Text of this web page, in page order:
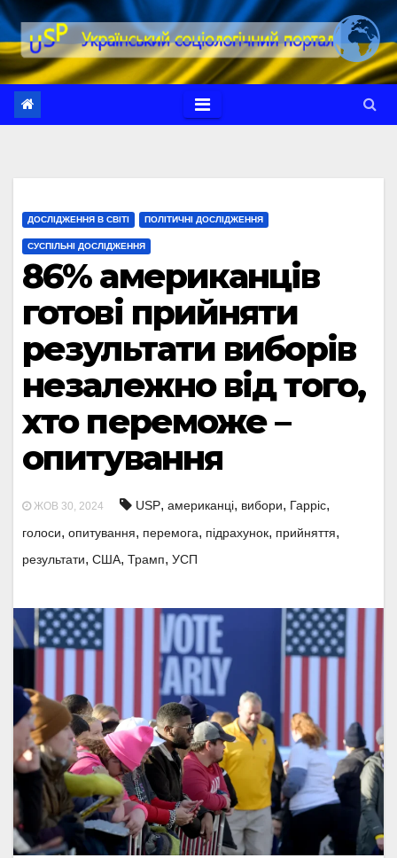
Перейти
до
вмісту
ДОСЛІДЖЕННЯ В СВІТІ ПОЛІТИЧНІ ДОСЛІДЖЕННЯ
СУСПІЛЬНІ ДОСЛІДЖЕННЯ
86% американців
готові прийняти
результати виборів
незалежно від того,
хто переможе –
опитування
ЖОВ 30, 2024 USP, американці, вибори, Гарріс,
голоси, опитування, перемога, підрахунок, прийняття,
результати, США, Трамп, УСП